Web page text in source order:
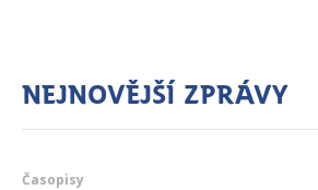
Nejnovější zprávy
Časopisy